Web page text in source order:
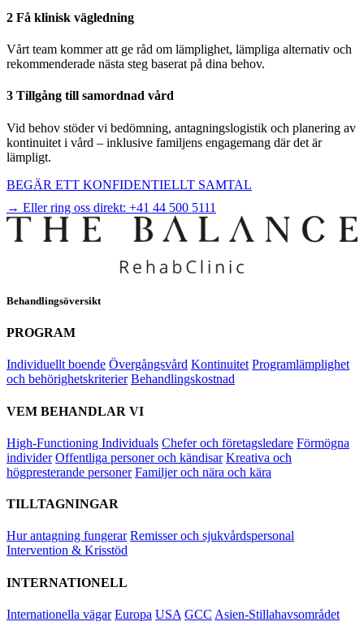
2 Få klinisk vägledning
Vårt team kommer att ge råd om lämplighet, lämpliga alternativ och
rekommenderade nästa steg baserat på dina behov.
3 Tillgång till samordnad vård
Vid behov stöder vi bedömning, antagningslogistik och planering av
kontinuitet i vård – inklusive familjens engagemang där det är
lämpligt.
BEGÄR ETT KONFIDENTIELLT SAMTAL
→ Eller ring oss direkt: +41 44 500 5111
Behandlingsöversikt
PROGRAM
Individuellt boende Övergångsvård Kontinuitet Programlämplighet
och behörighetskriterier Behandlingskostnad
VEM BEHANDLAR VI
High-Functioning Individuals Chefer och företagsledare Förmögna
individer Offentliga personer och kändisar Kreativa och
högpresterande personer Familjer och nära och kära
TILLTAGNINGAR
Hur antagning fungerar Remisser och sjukvårdspersonal
Intervention & Krisstöd
INTERNATIONELL
Internationella vägar Europa USA GCC Asien-Stillahavsområdet